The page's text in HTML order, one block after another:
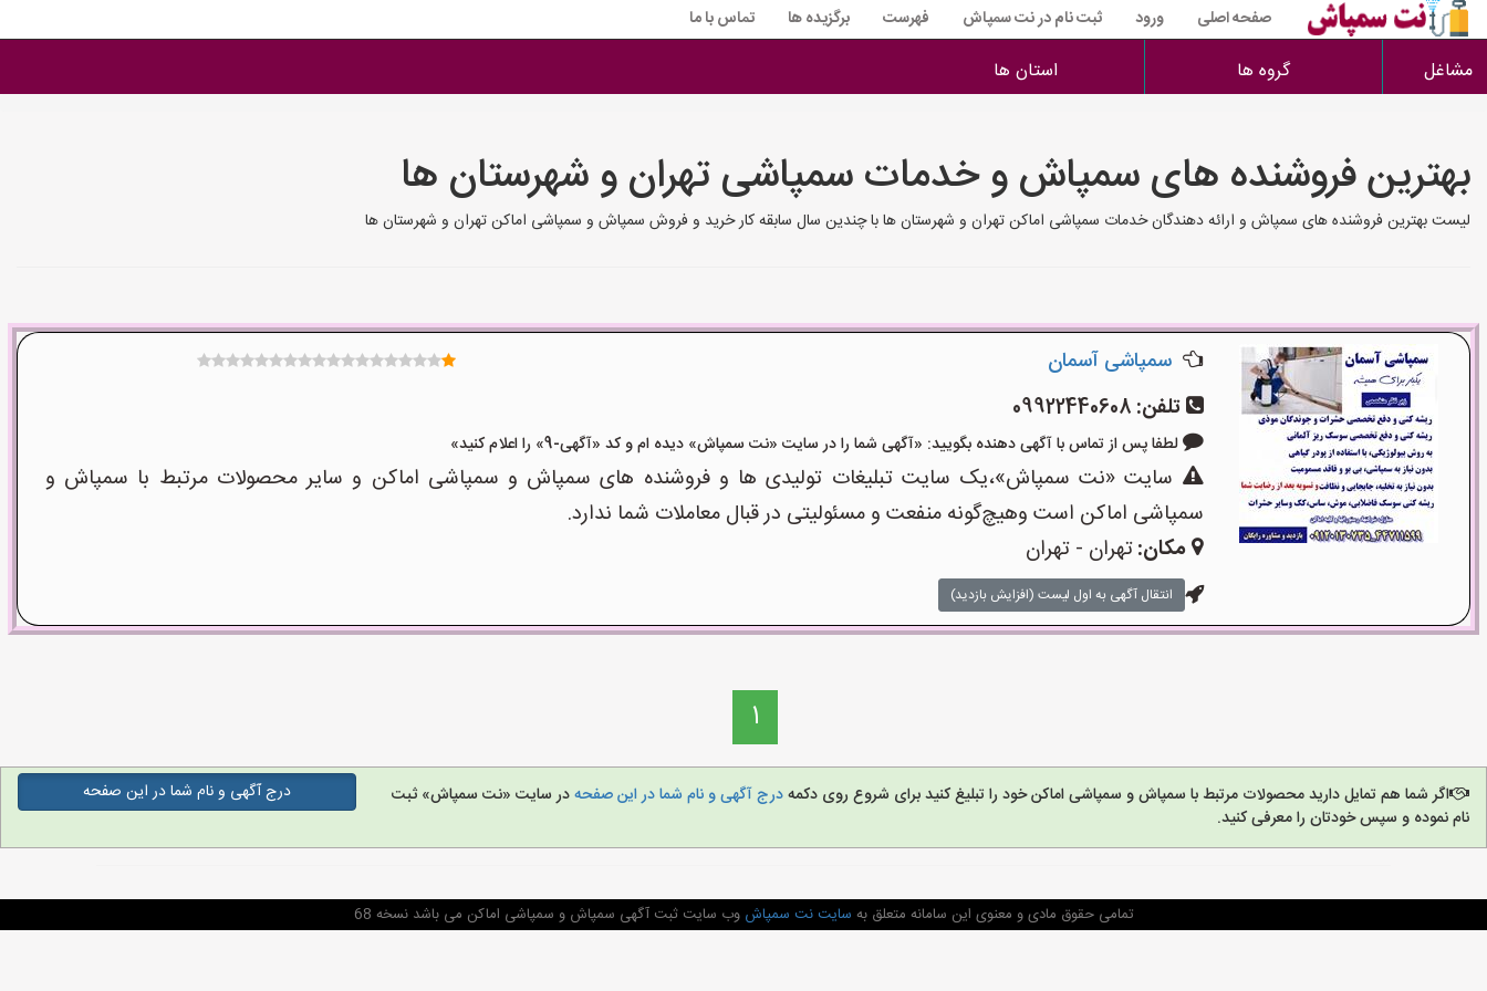
صفحه اصلی ورود ثبت نام در نت سمپاش فهرست برگزیده ها تماس با ما
مشاغل گروه ها استان ها
بهترین فروشنده های سمپاش و خدمات سمپاشی تهران و شهرستان ها
لیست بهترین فروشنده های سمپاش و ارائه دهندگان خدمات سمپاشی اماکن تهران و شهرستان ها با چندین سال سابقه کار خرید و فروش سمپاش و سمپاشی اماکن تهران و شهرستان ها
سمپاشی آسمان
تلفن: 09922440608
لطفا پس از تماس با آگهی دهنده بگویید: «آگهی شما را در سایت «نت سمپاش» دیده ام و کد «آگهی-9» را اعلام کنید»
سایت «نت سمپاش»،یک سایت تبلیغات تولیدی ها و فروشنده های سمپاش و سمپاشی اماکن و سایر محصولات مرتبط با سمپاش و
سمپاشی اماکن است وهیچ‌گونه منفعت و مسئولیتی در قبال معاملات شما ندارد.
مکان:تهران - تهران
انتقال آگهی به اول لیست (افزایش بازدید)
1
اگر شما هم تمایل دارید محصولات مرتبط با سمپاش و سمپاشی اماکن خود را تبلیغ کنید برای شروع روی دکمهدرج آگهی و نام شما در این صفحهدر سایت «نت سمپاش» ثبت
نام نموده و سپس خودتان را معرفی کنید.
درج آگهی و نام شما در این صفحه
تمامی حقوق مادی و معنوی این سامانه متعلق به سایت نت سمپاشوب سایت ثبت آگهی سمپاش و سمپاشی اماکن می باشد نسخه 68